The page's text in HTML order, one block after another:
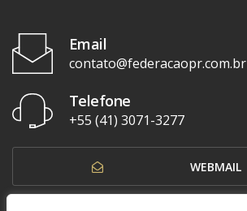
Email
contato@federacaopr.com.br
Telefone
+55 (41) 3071-3277
WEBMAIL